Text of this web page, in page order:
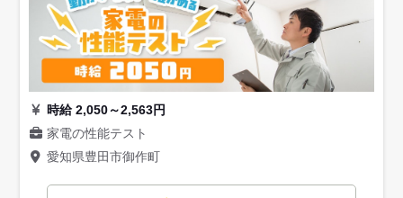
時給 2,050～2,563円
家電の性能テスト
愛知県豊田市御作町